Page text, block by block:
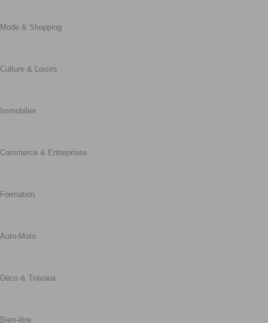
Mode & Shopping
Culture & Loisirs
Immobilier
Commerce & Entreprises
Formation
Auto-Moto
Déco & Travaux
Bien-être